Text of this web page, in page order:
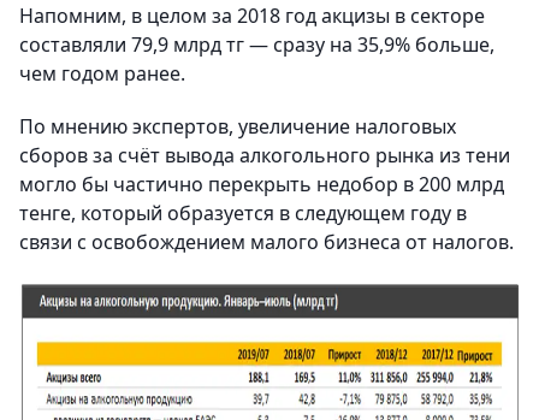
Напомним, в целом за 2018 год акцизы в секторе
составляли 79,9 млрд тг — сразу на 35,9% больше,
чем годом ранее.
По мнению экспертов, увеличение налоговых
сборов за счёт вывода алкогольного рынка из тени
могло бы частично перекрыть недобор в 200 млрд
тенге, который образуется в следующем году в
связи с освобождением малого бизнеса от налогов.